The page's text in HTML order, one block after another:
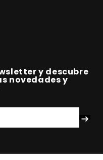
y descubre
novedades y